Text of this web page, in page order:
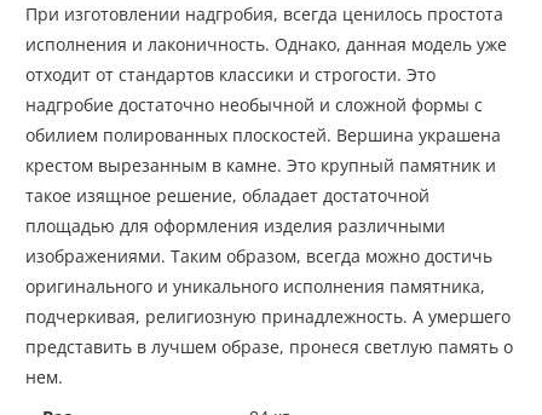
При изготовлении надгробия, всегда ценилось простота
исполнения и лаконичность. Однако, данная модель уже
отходит от стандартов классики и строгости. Это
надгробие достаточно необычной и сложной формы с
обилием полированных плоскостей. Вершина украшена
крестом вырезанным в камне. Это крупный памятник и
такое изящное решение, обладает достаточной
площадью для оформления изделия различными
изображениями. Таким образом, всегда можно достичь
оригинального и уникального исполнения памятника,
подчеркивая, религиозную принадлежность. А умершего
представить в лучшем образе, пронеся светлую память о
нем.